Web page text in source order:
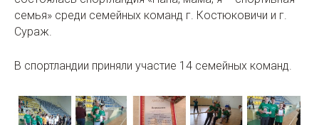
семья» среди семейных команд г. Костюковичи и г.
Сураж.
В спортландии приняли участие 14 семейных команд.